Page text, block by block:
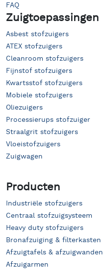
FAQ
Zuigtoepassingen
Asbest stofzuigers
ATEX stofzuigers
Cleanroom stofzuigers
Fijnstof stofzuigers
Kwartsstof stofzuigers
Mobiele stofzuigers
Oliezuigers
Processierups stofzuiger
Straalgrit stofzuigers
Vloeistofzuigers
Zuigwagen
Producten
Industriële stofzuigers
Centraal stofzuigsysteem
Heavy duty stofzuigers
Bronafzuiging & filterkasten
Afzuigtafels & afzuigwanden
Afzuigarmen